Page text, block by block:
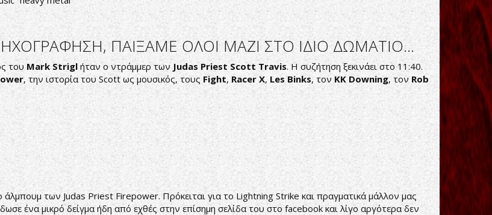
ΗΧΟΓΡΑΦΗΣΗ, ΠΑΙΞΑΜΕ ΟΛΟΙ ΜΑΖΙ ΣΤΟ ΙΔΙΟ ΔΩΜΑΤΙΟ...
τουMark Striglήταν ο ντράμμερ των Judas Priest Scott Travis. Η συζήτηση ξεκινάει στο 11:40.
, την ιστορία του Scott ως μουσικός, τους Fight,Racer X, Les Binks, τον KK Downing, τον Rob
των Judas Priest Firepower. Πρόκειται για το Lightning Strike και πραγματικά μάλλον μας
ένα μικρό δείγμα ήδη από εχθές στην επίσημη σελίδα του στο facebook και λίγο αργότερα δεν